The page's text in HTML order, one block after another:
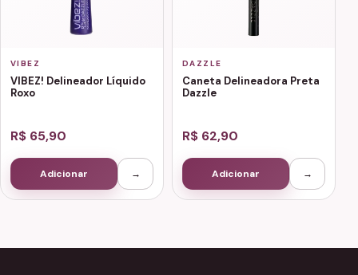
VIBEZ
VIBEZ! Delineador Líquido
Roxo
R$ 65,90
Adicionar →
DAZZLE
Caneta Delineadora Preta
Dazzle
R$ 62,90
Adicionar →